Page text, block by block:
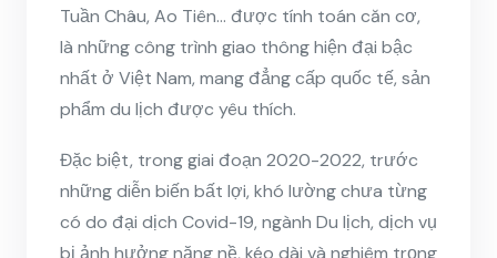
Tuần Châu, Ao Tiên… được tính toán căn cơ,
là những công trình giao thông hiện đại bậc
nhất ở Việt Nam, mang đẳng cấp quốc tế, sản
phẩm du lịch được yêu thích.
Đặc biệt, trong giai đoạn 2020-2022, trước
những diễn biến bất lợi, khó lường chưa từng
có do đại dịch Covid-19, ngành Du lịch, dịch vụ
bị ảnh hưởng nặng nề, kéo dài và nghiêm trọng